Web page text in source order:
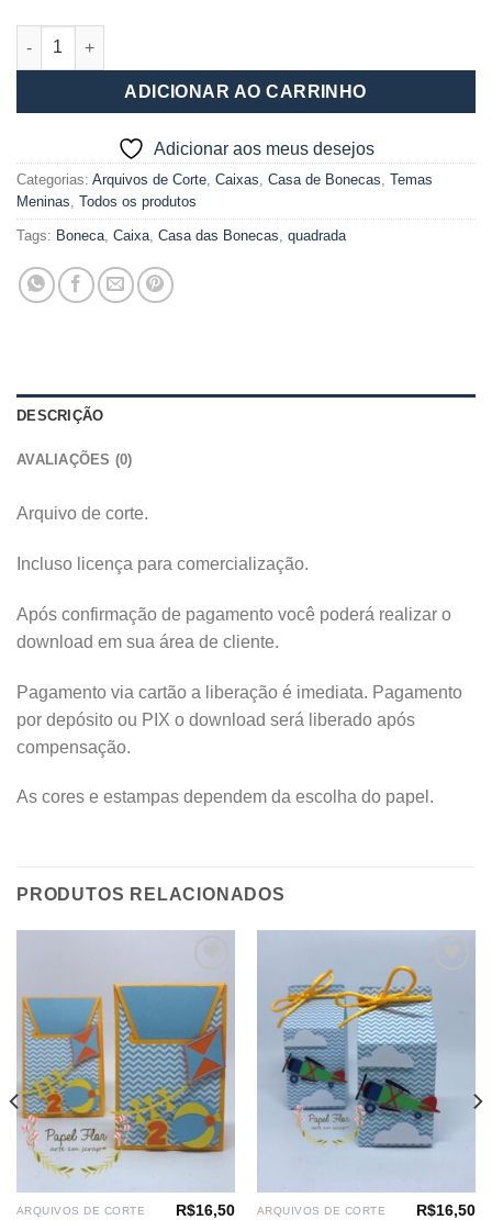
Caixa quadrada com visor Boneca quantidade
ADICIONAR AO CARRINHO
Adicionar aos meus desejos
Categorias: Arquivos de Corte, Caixas, Casa de Bonecas, Temas
Meninas, Todos os produtos
Tags: Boneca, Caixa, Casa das Bonecas, quadrada
DESCRIÇÃO
AVALIAÇÕES (0)
Arquivo de corte.
Incluso licença para comercialização.
Após confirmação de pagamento você poderá realizar o
download em sua área de cliente.
Pagamento via cartão a liberação é imediata. Pagamento
por depósito ou PIX o download será liberado após
compensação.
As cores e estampas dependem da escolha do papel.
PRODUTOS RELACIONADOS
Adicionar
meus
desejos
ARQUIVOS DE CORTE R$16,50
Adicionar
aos
meus
desejos
ARQUIVOS DE CORTE R$16,50